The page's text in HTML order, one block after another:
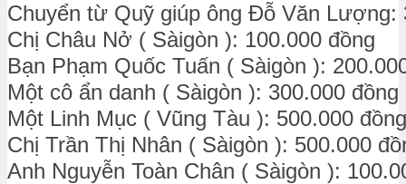
Chuyển từ Quỹ giúp ông Đỗ Văn Lượng:
Chị Châu Nở ( Sàigòn ): 100.000 đồng
Bạn Phạm Quốc Tuấn ( Sàigòn ):
Một cô ẩn danh ( Sàigòn ): 300.000 đồng
Một Linh Mục ( Vũng Tàu ): 500.000 đồng
Chị Trần Thị Nhân ( Sàigòn ): 500.000
Anh Nguyễn Toàn Chân ( Sàigòn ):